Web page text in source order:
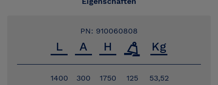
PN: 910060808
1400 300 1750 125 53,52